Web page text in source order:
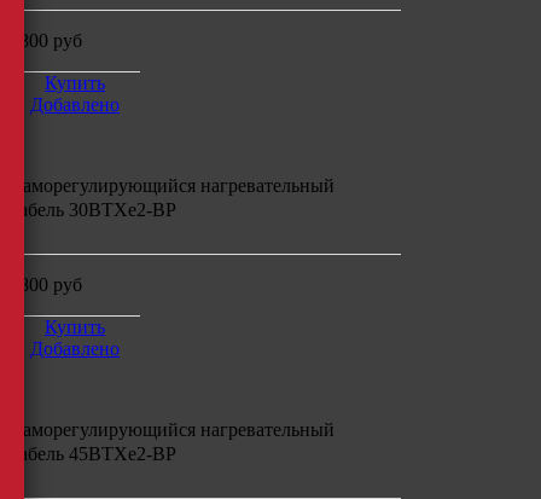
4800 руб
Купить
Добавлено
Саморегулирующийся нагревательный
кабель 30ВТХe2-ВР
4800 руб
Купить
Добавлено
Саморегулирующийся нагревательный
кабель 45ВТХe2-ВР